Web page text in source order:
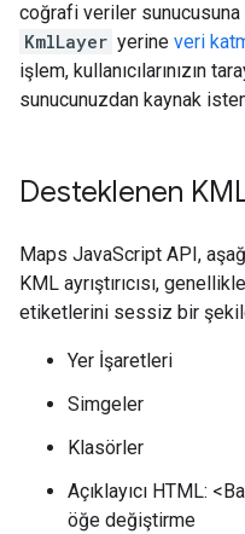
coğrafi veriler
KmlLayer yerine veri
işlem, kullanıcılarınızın
sunucunuzdan kaynak
Desteklenen
Maps JavaScript API,
KML ayrıştırıcısı,
etiketlerini sessiz bir
Yer İşaretleri
Simgeler
Klasörler
Açıklayıcı HTML:
öğe değiştirme